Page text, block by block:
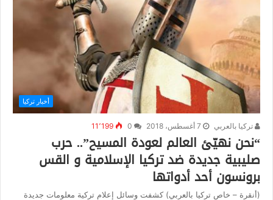
أخبار تركيا
تركيا بالعربي 7 أغسطس، 2018 11٬199
“نحن نهيّئ العالم لعودة المسيح”.. حرب
صليبية جديدة ضد تركيا الإسلامية و القس
برونسون أحد أدواتها
(أنقرة – خاص تركيا بالعربي) كشفت وسائل إعلام تركية معلومات جديدة